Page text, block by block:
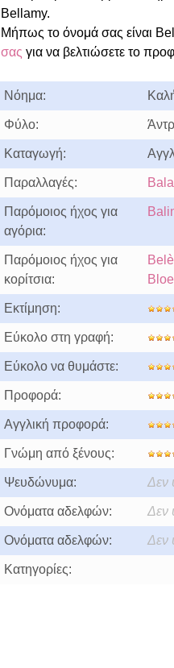
Bellamy.
Μήπως το όνομά σας είναι
σας για να βελτιώσετε το
Νόημα:
Φύλο:
Καταγωγή:
Παραλλαγές:
Παρόμοιος ήχος για
αγόρια:
Παρόμοιος ήχος για
κορίτσια:
Εκτίμηση:
Εύκολο στη γραφή:
Εύκολο να θυμάστε:
Προφορά:
Αγγλική προφορά:
Γνώμη από ξένους:
Ψευδώνυμα: Δεν
Ονόματα αδελφών: Δεν
Ονόματα αδελφών: Δεν
Κατηγορίες: